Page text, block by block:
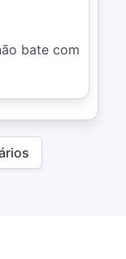
bate com